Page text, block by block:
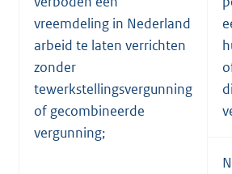
vreemdeling in Nederland
arbeid te laten verrichten
zonder
tewerkstellingsvergunning
of gecombineerde
vergunning;